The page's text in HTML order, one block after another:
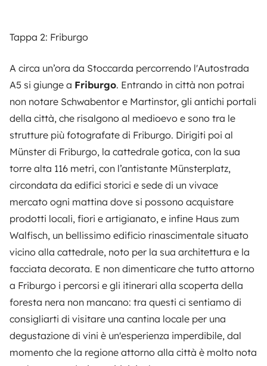
Tappa 2: Friburgo
A circa un’ora da Stoccarda percorrendo l'Autostrada
A5 si giunge a Friburgo. Entrando in città non potrai
non notare Schwabentor e Martinstor, gli antichi portali
della città, che risalgono al medioevo e sono tra le
strutture più fotografate di Friburgo. Dirigiti poi al
Münster di Friburgo, la cattedrale gotica, con la sua
torre alta 116 metri, con l’antistante Münsterplatz,
circondata da edifici storici e sede di un vivace
mercato ogni mattina dove si possono acquistare
prodotti locali, fiori e artigianato, e infine Haus zum
Walfisch, un bellissimo edificio rinascimentale situato
vicino alla cattedrale, noto per la sua architettura e la
facciata decorata. E non dimenticare che tutto attorno
a Friburgo i percorsi e gli itinerari alla scoperta della
foresta nera non mancano: tra questi ci sentiamo di
consigliarti di visitare una cantina locale per una
degustazione di vini è un'esperienza imperdibile, dal
momento che la regione attorno alla città è molto nota